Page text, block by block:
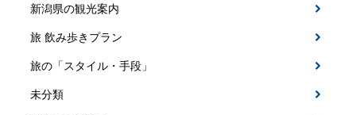
新潟県の観光案内
旅 飲み歩きプラン
旅の「スタイル・手段」
未分類